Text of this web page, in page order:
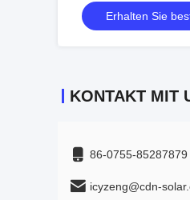
Erhalten Sie
KONTAKT MIT
86-0755-85287879
icyzeng@cdn-